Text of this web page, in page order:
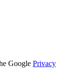
Google Privacy